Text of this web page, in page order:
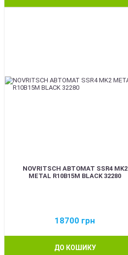
NOVRITSCH АВТОМАТ SSR4 MK2
METAL R10B15M BLACK 32280
18700 грн
ДО КОШИКУ